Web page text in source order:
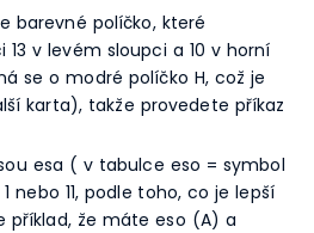
barevné políčko, které
v levém sloupci a 10 v horní
se o modré políčko H, což je
karta), takže provedete příkaz
esa ( v tabulce eso = symbol
nebo 11, podle toho, co je lepší
příklad, že máte eso (A) a